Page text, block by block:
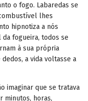
r
o
n
t
s
A
p
p
o fogo. Labaredas se
lhes
hipnotiza a nós
da fogueira, todos se
à sua própria
a vida voltasse a
imaginar que se tratava
minutos, horas,